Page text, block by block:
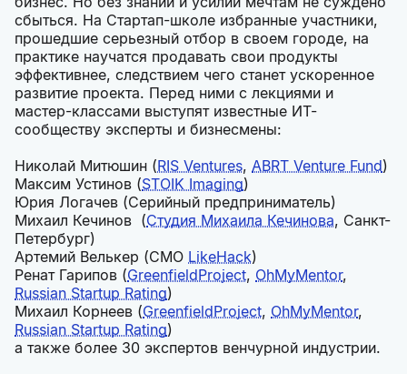
сбыться. На Стартап-школе избранные участники,
прошедшие серьезный отбор в своем городе, на
практике научатся продавать свои продукты
эффективнее, следствием чего станет ускоренное
развитие проекта. Перед ними с лекциями и
мастер-классами выступят известные ИТ-
сообществу эксперты и бизнесмены:
Николай Митюшин (RIS Ventures, ABRT Venture Fund)
Максим Устинов (STOIK Imaging)
Юрия Логачев (Серийный предприниматель)
Михаил Кечинов (Студия Михаила Кечинова, Санкт-
Петербург)
Артемий Велькер (СMO LikeHack)
Ренат Гарипов (GreenfieldProject, OhMyMentor,
Russian Startup Rating)
Михаил Корнеев (GreenfieldProject, OhMyMentor,
Russian Startup Rating)
а также более 30 экспертов венчурной индустрии.